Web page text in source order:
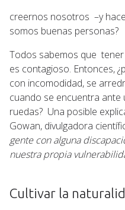
creernos nosotros –y
somos buenas personas?
Todos sabemos que
es contagioso. Entonces,
con incomodidad, se
cuando se encuentra ante
ruedas? Una posible
Gowan, divulgadora
gente con alguna
nuestra propia
Cultivar la